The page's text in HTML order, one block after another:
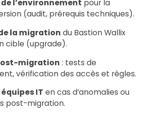
l’environnement pour la
(audit, prérequis techniques).
la migration du Bastion Wallix
cible (upgrade).
migration : tests de
vérification des accès et règles.
IT en cas d’anomalies ou
post-migration.